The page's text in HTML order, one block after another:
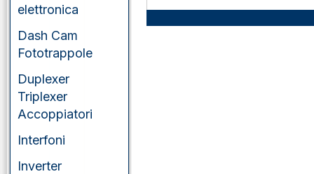
veicolari
elettronica
Dash Cam
Fototrappole
Duplexer
Triplexer
Accoppiatori
Interfoni
Inverter